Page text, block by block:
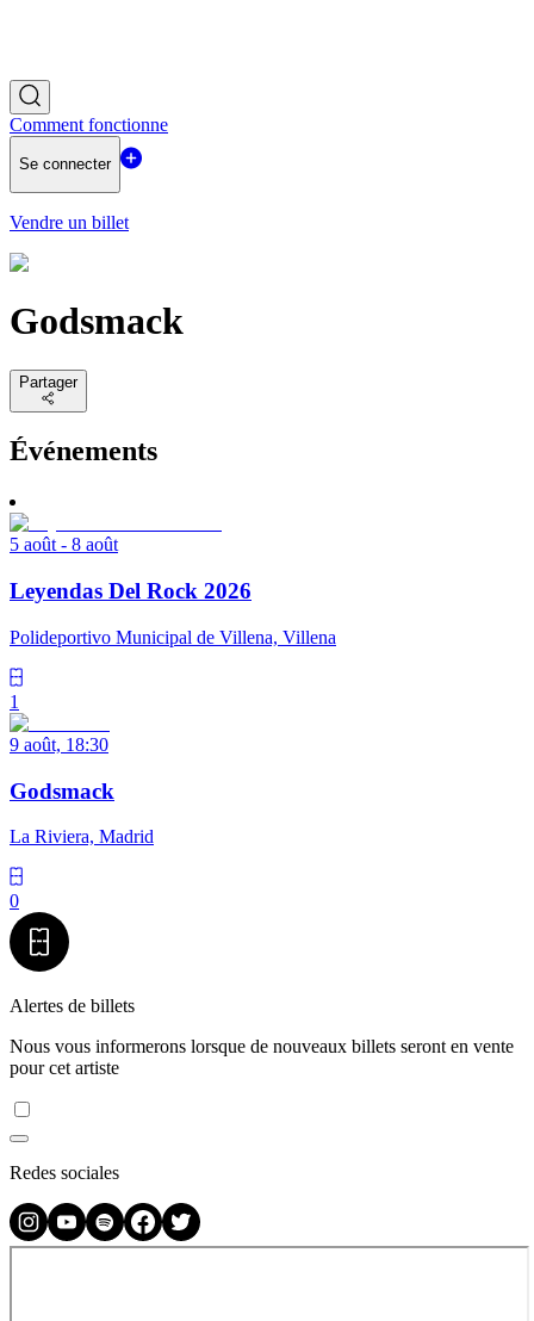
Comment fonctionne
Se connecter
Vendre un billet
Godsmack
Partager
Événements
5 août - 8 août
Leyendas Del Rock 2026
Polideportivo Municipal de Villena, Villena
1
9 août, 18:30
Godsmack
La Riviera, Madrid
0
Alertes de billets
Nous vous informerons lorsque de nouveaux billets seront en vente
pour cet artiste
Redes sociales